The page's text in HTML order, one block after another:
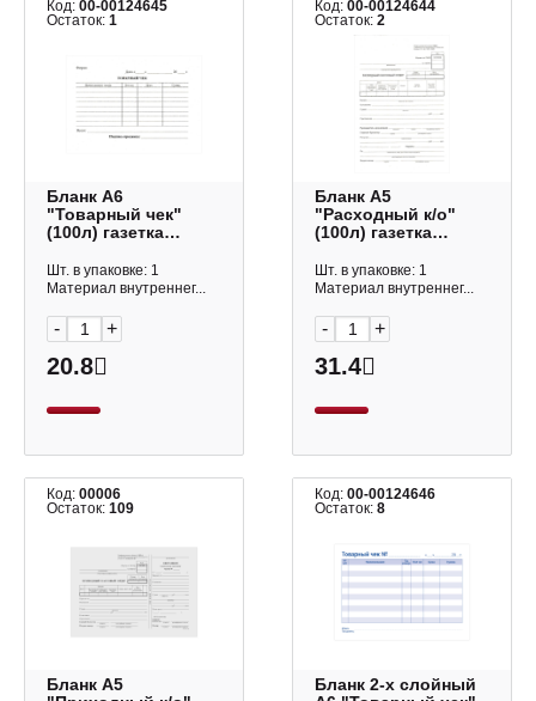
Код: 00-00124645
Остаток: 1
Бланк А6
"Товарный чек"
(100л) газетка
Канц
Шт. в упаковке: 1
Материал внутреннег...
- +
20.8
Код:00-00124644
Остаток:2
Бланк А5
"Расходный к/о"
(100л) газетка
Канц
Шт. в упаковке: 1
Материал внутреннег...
- +
31.4
Код: 00006
Остаток: 109
Бланк А5
Код:00-00124646
Остаток:8
Бланк 2-х слойный